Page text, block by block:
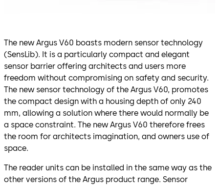
The new Argus V60 boasts modern sensor technology
(SensLib). It is a particularly compact and elegant
sensor barrier offering architects and users more
freedom without compromising on safety and security.
The new sensor technology of the Argus V60, promotes
the compact design with a housing depth of only 240
mm, allowing a solution where there would normally be
a space constraint. The new Argus V60 therefore frees
the room for architects imagination, and owners use of
space.
The reader units can be installed in the same way as the
other versions of the Argus product range. Sensor